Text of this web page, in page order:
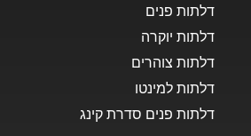
דלתות פנים
דלתות יוקרה
דלתות צוהרים
דלתות למינטו
דלתות פנים סדרת קינג